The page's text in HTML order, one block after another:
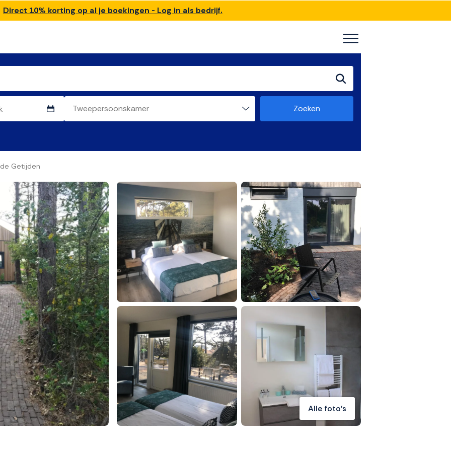
Direct 10% korting op al je boekingen - Log in als bedrijf.
Zoeken
Getijden
Alle foto's